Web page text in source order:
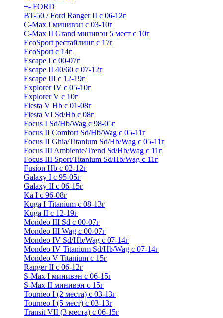
+- FORD
BT-50 / Ford Ranger II с 06-12г
C-Max I минивэн с 03-10г
C-Max II Grand минивэн 5 мест с 10г
EcoSport рестайлинг с 17г
EcoSport с 14г
Escape I с 00-07г
Escape II 40/60 с 07-12г
Escape III с 12-19г
Explorer IV c 05-10г
Explorer V c 10г
Fiesta V Hb с 01-08г
Fiesta VI Sd/Hb с 08г
Focus I Sd/Hb/Wag с 98-05г
Focus II Comfort Sd/Hb/Wag с 05-11г
Focus II Ghia/Titanium Sd/Hb/Wag с 05-11г
Focus III Ambiente/Trend Sd/Hb/Wag с 11г
Focus III Sport/Titanium Sd/Hb/Wag с 11г
Fusion Hb с 02-12г
Galaxy I с 95-05г
Galaxy II c 06-15г
Ka I с 96-08г
Kuga I Titanium с 08-13г
Kuga II c 12-19г
Mondeo III Sd с 00-07г
Mondeo III Wag с 00-07г
Mondeo IV Sd/Hb/Wag с 07-14г
Mondeo IV Titanium Sd/Hb/Wag с 07-14г
Mondeo V Titanium с 15г
Ranger II с 06-12г
S-Max I минивэн с 06-15г
S-Max II минивэн с 15г
Tourneo I (2 места) с 03-13г
Tourneo I (5 мест) с 03-13г
Transit VII (3 места) с 06-15г